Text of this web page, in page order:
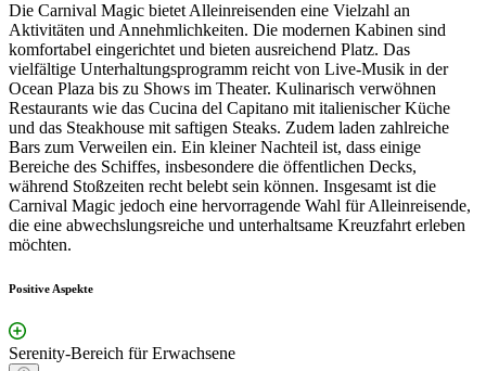
Die Carnival Magic bietet Alleinreisenden eine Vielzahl an
Aktivitäten und Annehmlichkeiten. Die modernen Kabinen sind
komfortabel eingerichtet und bieten ausreichend Platz. Das
vielfältige Unterhaltungsprogramm reicht von Live-Musik in der
Ocean Plaza bis zu Shows im Theater. Kulinarisch verwöhnen
Restaurants wie das Cucina del Capitano mit italienischer Küche
und das Steakhouse mit saftigen Steaks. Zudem laden zahlreiche
Bars zum Verweilen ein. Ein kleiner Nachteil ist, dass einige
Bereiche des Schiffes, insbesondere die öffentlichen Decks,
während Stoßzeiten recht belebt sein können. Insgesamt ist die
Carnival Magic jedoch eine hervorragende Wahl für Alleinreisende,
die eine abwechslungsreiche und unterhaltsame Kreuzfahrt erleben
möchten.
Positive Aspekte
Serenity-Bereich für Erwachsene